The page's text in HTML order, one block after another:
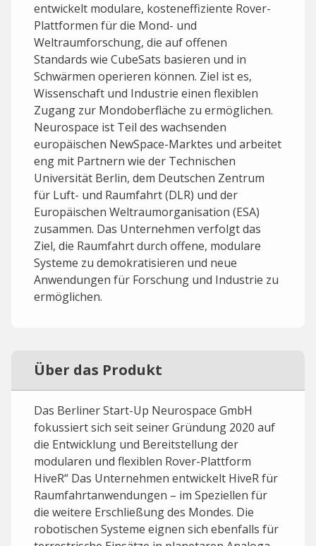
entwickelt modulare, kosteneffiziente Rover-
Plattformen für die Mond- und
Weltraumforschung, die auf offenen
Standards wie CubeSats basieren und in
Schwärmen operieren können. Ziel ist es,
Wissenschaft und Industrie einen flexiblen
Zugang zur Mondoberfläche zu ermöglichen.
Neurospace ist Teil des wachsenden
europäischen NewSpace-Marktes und arbeitet
eng mit Partnern wie der Technischen
Universität Berlin, dem Deutschen Zentrum
für Luft- und Raumfahrt (DLR) und der
Europäischen Weltraumorganisation (ESA)
zusammen. Das Unternehmen verfolgt das
Ziel, die Raumfahrt durch offene, modulare
Systeme zu demokratisieren und neue
Anwendungen für Forschung und Industrie zu
ermöglichen.
Über das Produkt
Das Berliner Start-Up Neurospace GmbH
fokussiert sich seit seiner Gründung 2020 auf
die Entwicklung und Bereitstellung der
modularen und flexiblen Rover-Plattform
HiveR“ Das Unternehmen entwickelt HiveR für
Raumfahrtanwendungen – im Speziellen für
die weitere Erschließung des Mondes. Die
robotischen Systeme eignen sich ebenfalls für